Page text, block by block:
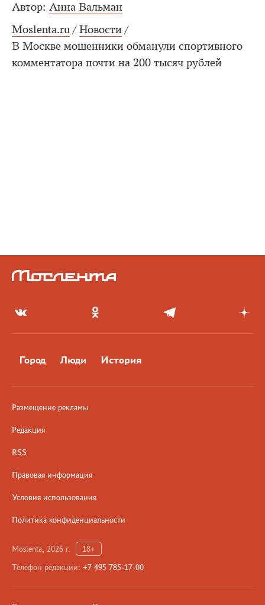
Автор: Анна Вальман
Moslenta.ru / Новости /
В Москве мошенники обманули спортивного
комментатора почти на 200 тысяч рублей
Город Люди История
Размещение рекламы
Редакция
RSS
Правовая информация
Условия использования
Политика конфиденциальности
Moslenta, 2026 г.
18+
Телефон редакции: +7 495 785-17-00